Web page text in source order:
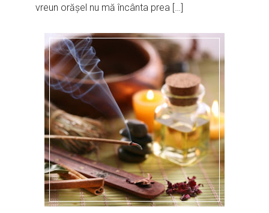
vreun orășel nu mă încânta prea […]